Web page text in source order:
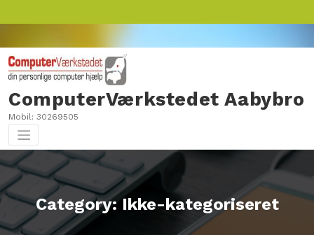
ComputerVærkstedet Aabybro
Mobil: 30269505
Category: Ikke-kategoriseret